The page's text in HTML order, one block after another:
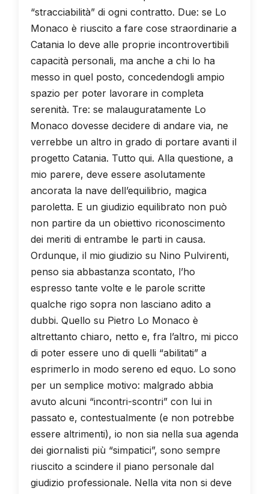
“stracciabilità” di ogni contratto. Due: se Lo
Monaco è riuscito a fare cose straordinarie a
Catania lo deve alle proprie incontrovertibili
capacità personali, ma anche a chi lo ha
messo in quel posto, concedendogli ampio
spazio per poter lavorare in completa
serenità. Tre: se malauguratamente Lo
Monaco dovesse decidere di andare via, ne
verrebbe un altro in grado di portare avanti il
progetto Catania. Tutto qui. Alla questione, a
mio parere, deve essere asolutamente
ancorata la nave dell’equilibrio, magica
paroletta. E un giudizio equilibrato non può
non partire da un obiettivo riconoscimento
dei meriti di entrambe le parti in causa.
Ordunque, il mio giudizio su Nino Pulvirenti,
penso sia abbastanza scontato, l’ho
espresso tante volte e le parole scritte
qualche rigo sopra non lasciano adito a
dubbi. Quello su Pietro Lo Monaco è
altrettanto chiaro, netto e, fra l’altro, mi picco
di poter essere uno di quelli “abilitati” a
esprimerlo in modo sereno ed equo. Lo sono
per un semplice motivo: malgrado abbia
avuto alcuni “incontri-scontri” con lui in
passato e, contestualmente (e non potrebbe
essere altrimenti), io non sia nella sua agenda
dei giornalisti più “simpatici”, sono sempre
riuscito a scindere il piano personale dal
giudizio professionale. Nella vita non si deve